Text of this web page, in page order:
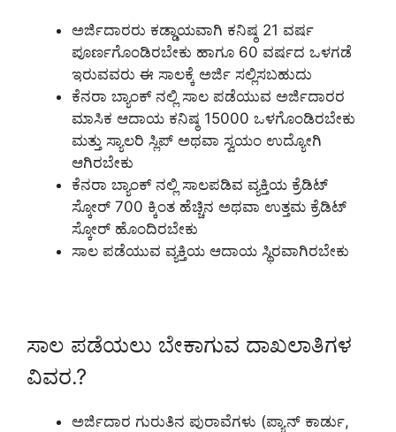
ಅರ್ಜಿದಾರರು ಕಡ್ಡಾಯವಾಗಿ ಕನಿಷ್ಠ 21 ವರ್ಷ
ಪೂರ್ಣಗೊಂಡಿರಬೇಕು ಹಾಗೂ 60 ವರ್ಷದ ಒಳಗಡೆ
ಇರುವವರು ಈ ಸಾಲಕ್ಕೆ ಅರ್ಜಿ ಸಲ್ಲಿಸಬಹುದು
ಕೆನರಾ ಬ್ಯಾಂಕ್ ನಲ್ಲಿ ಸಾಲ ಪಡೆಯುವ ಅರ್ಜಿದಾರರ
ಮಾಸಿಕ ಆದಾಯ ಕನಿಷ್ಠ 15000 ಒಳಗೊಂಡಿರಬೇಕು
ಮತ್ತು ಸ್ಯಾಲರಿ ಸ್ಲಿಪ್ ಅಥವಾ ಸ್ವಯಂ ಉದ್ಯೋಗಿ
ಆಗಿರಬೇಕು
ಕೆನರಾ ಬ್ಯಾಂಕ್ ನಲ್ಲಿ ಸಾಲಪಡಿವ ವ್ಯಕ್ತಿಯ ಕ್ರೆಡಿಟ್
ಸ್ಕೋರ್ 700 ಕ್ಕಿಂತ ಹೆಚ್ಚಿನ ಅಥವಾ ಉತ್ತಮ ಕ್ರೆಡಿಟ್
ಸ್ಕೋರ್ ಹೊಂದಿರಬೇಕು
ಸಾಲ ಪಡೆಯುವ ವ್ಯಕ್ತಿಯ ಆದಾಯ ಸ್ಥಿರವಾಗಿರಬೇಕು
ಸಾಲ ಪಡೆಯಲು ಬೇಕಾಗುವ ದಾಖಲಾತಿಗಳ
ವಿವರ.?
ಅರ್ಜಿದಾರ ಗುರುತಿನ ಪುರಾವೆಗಳು (ಪ್ಯಾನ್ ಕಾರ್ಡು,